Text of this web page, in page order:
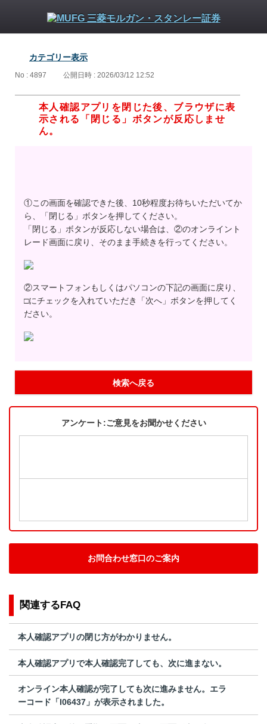
カテゴリー表示
No : 4897 公開日時 : 2026/03/12 12:52
本人確認アプリを閉じた後、ブラウザに表
示される「閉じる」ボタンが反応しませ
ん。
①この画面を確認できた後、10秒程度お待ちいただいてか
ら、「閉じる」ボタンを押してください。
「閉じる」ボタンが反応しない場合は、②のオンライント
レード画面に戻り、そのまま手続きを行ってください。
②スマートフォンもしくはパソコンの下記の画面に戻り、
□にチェックを入れていただき「次へ」ボタンを押してく
ださい。
検索へ戻る
アンケート:ご意見をお聞かせください
お問合わせ窓口のご案内
関連するFAQ
本人確認アプリの閉じ方がわかりません。
本人確認アプリで本人確認完了しても、次に進まない。
オンライン本人確認が完了しても次に進みません。エラ
ーコード「I06437」が表示されました。